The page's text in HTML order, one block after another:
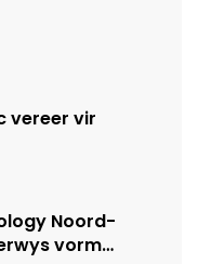
vereer vir
Ekspo
Noord-
vorm